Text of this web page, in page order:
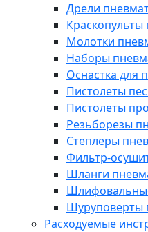
Дрели
Молотки
Наборы
Оснастка для
Пистолеты
Пистолеты
Резьборезы
Степлеры
Фильтр-
Шланги
Шуруповерты
Расходуемые